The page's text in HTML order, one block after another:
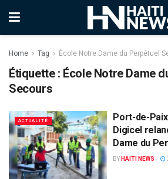
Home Tag École Notre Dame du Perpétuel
Étiquette : École Notre Dame
Secours
ACTUALITÉ
Port-de-
Digicel
Dame du
BY HAITI NEWS